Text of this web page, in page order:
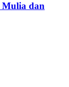
Mulia dan